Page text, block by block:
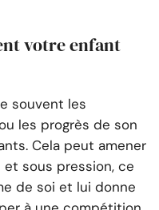
votre enfant
souvent les
les progrès de son
Cela peut amener
et sous pression, ce
de soi et lui donne